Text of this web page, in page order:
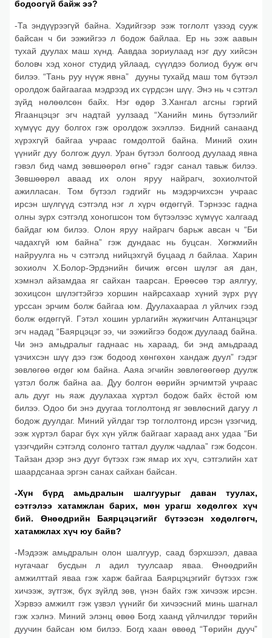
бодоогүй байж ээ?
-Та эндүүрээгүй байна. Хэдийгээр ээж тоглолт үзээд сууж
байсан ч би ээжийгээ л бодож байлаа. Ер нь ээж аавын
тухай дуулах маш хүнд. Аавдаа зориулаад нэг дуу хийсэн
боловч хэд хоног студид уйлаад, сүүлдээ болиод бууж өгч
билээ. “Тань руу нүүж явна” дууны тухайд маш том бүтээл
оролдож байгаагаа мэдрээд их сүрдсэн шүү. Энэ нь ч сэтгэл
зүйд нөлөөлсөн байх. Нэг өдөр З.Хангал агсны гэргий
Ягаанцэцэг эгч надтай уулзаад “Ханийн минь бүтээлийг
хүмүүс дуу болгох гэж оролдож эхэллээ. Бидний санаанд
хүрэхгүй байгаа учраас гомдолтой байна. Миний охин
үүнийг дуу болгож дуул. Уран бүтээл болгоод дуулаад явна
гэвэл бид чамд зөвшөөрөл өгнө” гэдэг санал тавьж билээ.
Зөвшөөрөл аваад их олон яруу найрагч, зохиолчтой
ажилласан. Том бүтээл гэдгийг нь мэдэрчихсэн учраас
ирсэн шүлгүүд сэтгэлд нэг л хүрч өгдөггүй. Тэрнээс гадна
олны зүрх сэтгэлд хоногшсон том бүтээлээс хүмүүс халгаад
байдаг юм билээ. Олон яруу найрагч барьж авсан ч “Би
чадахгүй юм байна” гэж дундаас нь буцсан. Хөгжмийн
найруулга нь ч сэтгэлд нийцэхгүй буцаад л байлаа. Харин
зохиолч Х.Болор-Эрдэнийн бичиж өгсөн шүлэг ая дан,
хэмнэл айзамдаа яг сайхан таарсан. Ерөөсөө тэр аялгуу,
зохицсон шүлэгтэйгээ хоршин найрсахаар хүний зүрх рүү
урссан эрчим болж байгаа юм. Дуулахаараа л уйлчих гээд
болж өгдөггүй. Гэтэл хошин урлагийн жүжигчин Алтанцэцэг
эгч надад “Баярцэцэг ээ, чи ээжийгээ бодож дуулаад байна.
Чи энэ амьдралыг гаднаас нь хараад, би энд амьдраад
үзчихсэн шүү дээ гэж бодоод хөнгөхөн хандаж дуул” гэдэг
зөвлөгөө өгдөг юм байна. Ааяа эгчийн зөвлөгөөгөөр дуулж
үзтэл болж байна аа. Дуу болгон өөрийн эрчимтэй учраас
аль дууг нь яаж дуулахаа хүртэл бодож байх ёстой юм
билээ. Одоо би энэ дуугаа тоглолтонд яг зөвлөсний дагуу л
бодож дуулдаг. Миний уйлдаг тэр тоглолтонд ирсэн үзэгчид,
ээж хүртэл бараг бүх хүн уйлж байгааг хараад анх удаа “Би
үзэгчдийн сэтгэлд солонго таттал дуулж чадлаа” гэж бодсон.
Тайзан дээр энэ дууг бүтээх гэж ямар их хүч, сэтгэлийн хат
шаардсанаа эргэн санах сайхан байсан.
-Хүн бүрд амьдралын шалгуурыг даван туулах,
сэтгэлээ хатамжлан барих, мөн урагш хөдөлгөх хүч
бий. Өнөөдрийн Баярцэцэгийг бүтээсэн хөдөлгөгч,
хатамжлах хүч юу байв?
-Мэдээж амьдралын олон шалгуур, саад бэрхшээл, даваа
нугачааг бусдын л адил туулсаар яваа. Өнөөдрийн
амжилттай яваа гэж харж байгаа Баярцэцэгийг бүтээх гэж
хичээж, зүтгэж, бүх зүйлд зөв, үнэн байх гэж хичээж ирсэн.
Хэрвээ амжилт гэж үзвэл үүнийг би хичээсний минь шагнал
гэж хэлнэ. Миний элэнц өвөө Богд хаанд үйлчилдэг төрийн
дуучин байсан юм билээ. Богд хаан өвөөд “Төрийн дууч”